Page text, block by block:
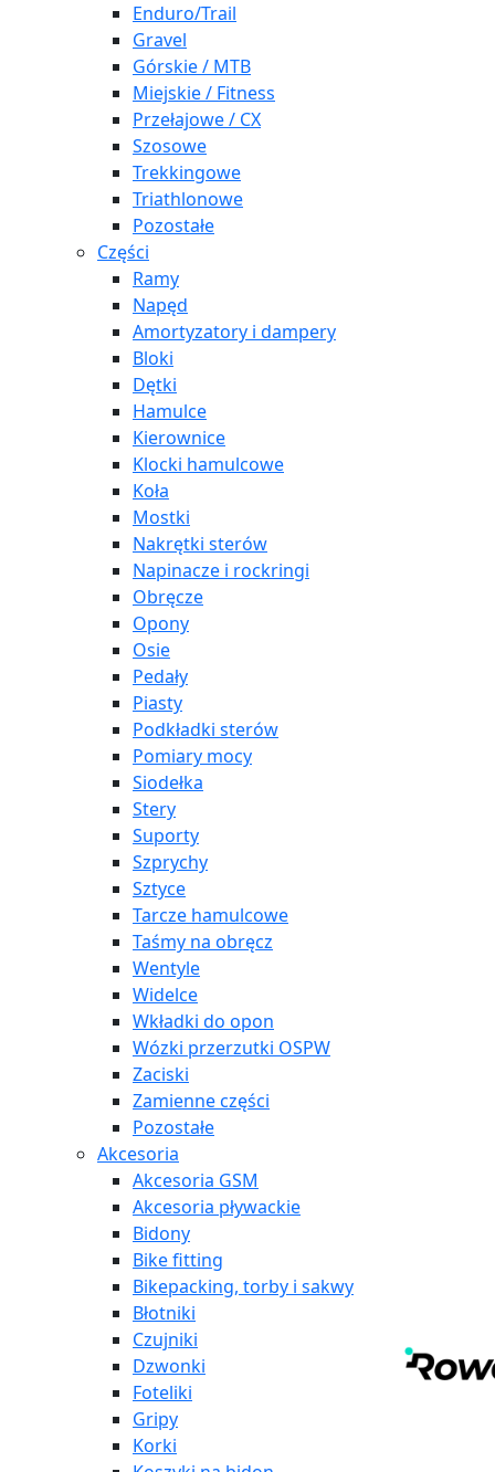
Enduro/Trail
Gravel
Górskie / MTB
Miejskie / Fitness
Przełajowe / CX
Szosowe
Trekkingowe
Triathlonowe
Pozostałe
Części
Ramy
Napęd
Amortyzatory i dampery
Bloki
Dętki
Hamulce
Kierownice
Klocki hamulcowe
Koła
Mostki
Nakrętki sterów
Napinacze i rockringi
Obręcze
Opony
Osie
Pedały
Piasty
Podkładki sterów
Pomiary mocy
Siodełka
Stery
Suporty
Szprychy
Sztyce
Tarcze hamulcowe
Taśmy na obręcz
Wentyle
Widelce
Wkładki do opon
Wózki przerzutki OSPW
Zaciski
Zamienne części
Pozostałe
Akcesoria
Akcesoria GSM
Akcesoria pływackie
Bidony
Bike fitting
Bikepacking, torby i sakwy
Błotniki
Czujniki
Dzwonki
Foteliki
Gripy
Korki